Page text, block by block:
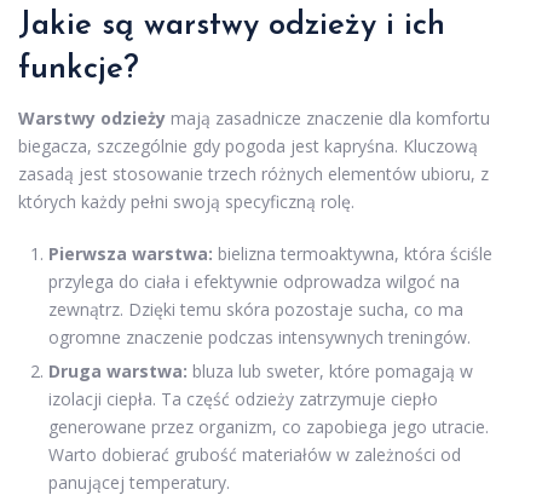
Jakie są warstwy odzieży i ich
funkcje?
Warstwy odzieży mają zasadnicze znaczenie dla komfortu
biegacza, szczególnie gdy pogoda jest kapryśna. Kluczową
zasadą jest stosowanie trzech różnych elementów ubioru, z
których każdy pełni swoją specyficzną rolę.
Pierwsza warstwa: bielizna termoaktywna, która ściśle
przylega do ciała i efektywnie odprowadza wilgoć na
zewnątrz. Dzięki temu skóra pozostaje sucha, co ma
ogromne znaczenie podczas intensywnych treningów.
Druga warstwa: bluza lub sweter, które pomagają w
izolacji ciepła. Ta część odzieży zatrzymuje ciepło
generowane przez organizm, co zapobiega jego utracie.
Warto dobierać grubość materiałów w zależności od
panującej temperatury.